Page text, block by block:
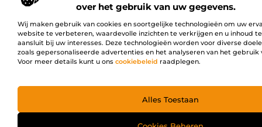
over het gebruik van uw gegevens.
Wij maken gebruik van cookies en soortgelijke technologieën om uw
website te verbeteren, waardevolle inzichten te verkrijgen en u inhoud
aansluit bij uw interesses. Deze technologieën worden voor diverse
zoals gepersonaliseerde advertenties en het analyseren van het gebruik
Voor meer details kunt u ons cookiebeleid raadplegen.
Alles Toestaan